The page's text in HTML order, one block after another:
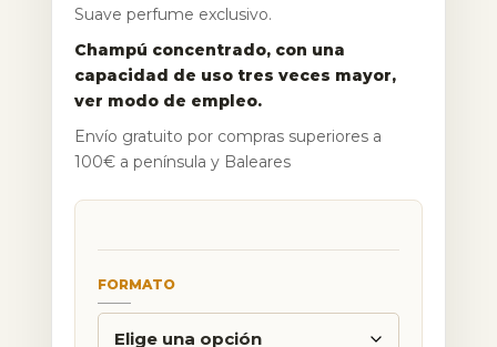
Suave perfume exclusivo.
Champú concentrado, con una
capacidad de uso tres veces mayor,
ver modo de empleo.
Envío gratuito por compras superiores a
100€ a península y Baleares
FORMATO